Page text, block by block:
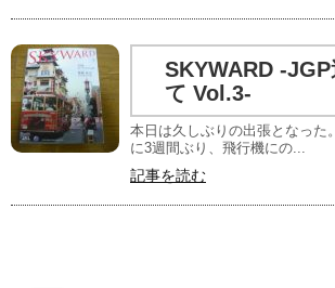
SKYWARD -
て Vol.3-
本日は久しぶりの出張となった
に3週間ぶり、飛行機にの...
記事を読む